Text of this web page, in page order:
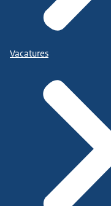
Vacatures